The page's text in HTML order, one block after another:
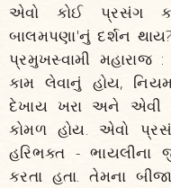
એવો કોઈ પ્રસંગ
બાલમપણા'નું દર્શન થાય?
પ્રમુખસ્વામી મહારાજ
કામ લેવાનું હોય,
દેખાય ખરા અને એવી
કોમળ હોય. એવો
હરિભક્ત - ભાયલીના
કરતા હતા. તેમના